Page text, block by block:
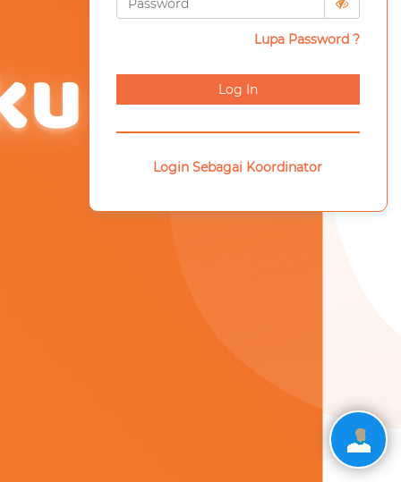
Lupa Password ?
Log In
Login Sebagai Koordinator